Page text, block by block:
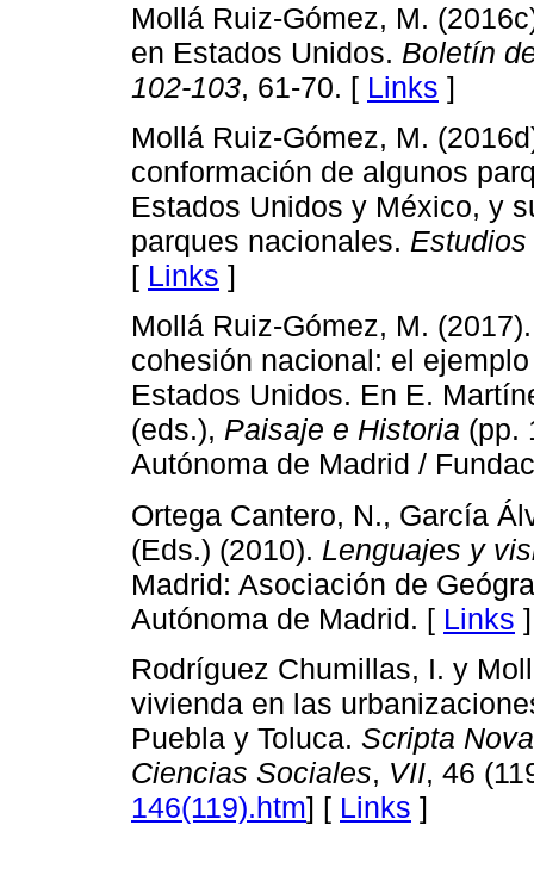
Mollá Ruiz-Gómez, M.
en Estados Unidos. Boletín
102-103, 61-70. [ Links ]
Mollá Ruiz-Gómez, M.
conformación de algunos
Estados Unidos y México, y
parques nacionales.
[ Links ]
Mollá Ruiz-Gómez, M.
cohesión nacional: el
Estados Unidos. En E.
(eds.), Paisaje e Historia (pp.
Autónoma de Madrid /
Ortega Cantero, N., García
(Eds.) (2010). Lenguajes y
Madrid: Asociación de
Autónoma de Madrid. [ Links ]
Rodríguez Chumillas, I. y
vivienda en las
Puebla y Toluca. Scripta
Ciencias Sociales, VII, 46
146(119).htm] [ Links ]